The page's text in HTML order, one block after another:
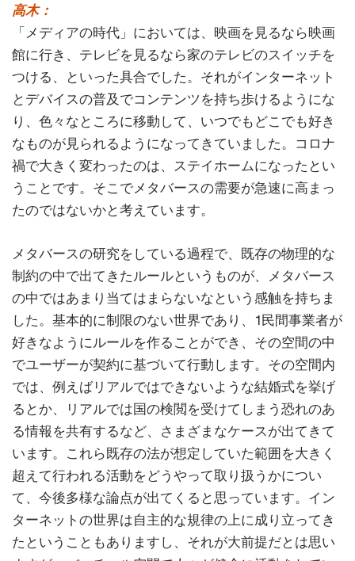
高木：
「メディアの時代」においては、映画を見るなら映画
館に行き、テレビを見るなら家のテレビのスイッチを
つける、といった具合でした。それがインターネット
とデバイスの普及でコンテンツを持ち歩けるようにな
り、色々なところに移動して、いつでもどこでも好き
なものが見られるようになってきていました。コロナ
禍で大きく変わったのは、ステイホームになったとい
うことです。そこでメタバースの需要が急速に高まっ
たのではないかと考えています。
メタバースの研究をしている過程で、既存の物理的な
制約の中で出てきたルールというものが、メタバース
の中ではあまり当てはまらないなという感触を持ちま
した。基本的に制限のない世界であり、1民間事業者が
好きなようにルールを作ることができ、その空間の中
でユーザーが契約に基づいて行動します。その空間内
では、例えばリアルではできないような結婚式を挙げ
るとか、リアルでは国の検閲を受けてしまう恐れのあ
る情報を共有するなど、さまざまなケースが出てきて
います。これら既存の法が想定していた範囲を大きく
超えて行われる活動をどうやって取り扱うかについ
て、今後多様な論点が出てくると思っています。イン
ターネットの世界は自主的な規律の上に成り立ってき
たということもありますし、それが大前提だとは思い